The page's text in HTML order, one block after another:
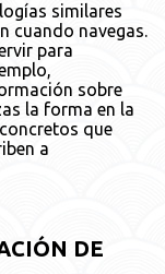
similares
cuando navegas.
para
sobre
la forma en la
que
a
DE